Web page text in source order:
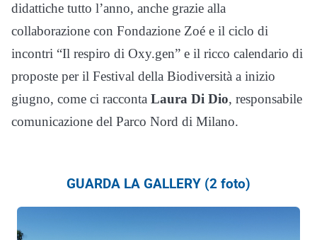
didattiche tutto l’anno, anche grazie alla
collaborazione con Fondazione Zoé e il ciclo di
incontri “Il respiro di Oxy.gen” e il ricco calendario di
proposte per il Festival della Biodiversità a inizio
giugno, come ci racconta Laura Di Dio, responsabile
comunicazione del Parco Nord di Milano.
GUARDA LA GALLERY (2 foto)